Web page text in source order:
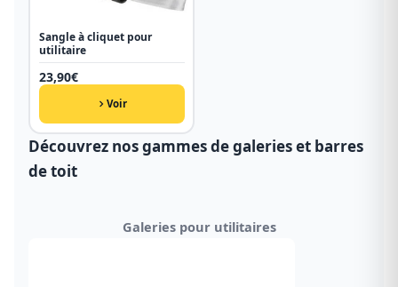
Sangle à cliquet pour
utilitaire
23,90€
Voir
Découvrez nos gammes de galeries et barres
de toit
Galeries pour utilitaires